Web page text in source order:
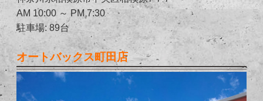
AM 10:00 ～ PM 7:30
駐車場: 89台
オートバックス町田店